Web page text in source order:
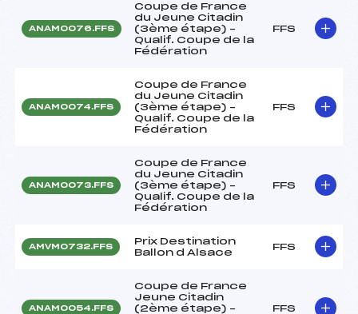
ANAM0076.FFS
Coupe de France
du Jeune Citadin
(3ème étape) –
Qualif. Coupe de la
Fédération
FFS
ANAM0074.FFS
Coupe de France
du Jeune Citadin
(3ème étape) –
Qualif. Coupe de la
Fédération
FFS
ANAM0073.FFS
Coupe de France
du Jeune Citadin
(3ème étape) –
Qualif. Coupe de la
Fédération
FFS
AMVM0732.FFS
Prix Destination
Ballon d Alsace
FFS
ANAM0054.FFS
Coupe de France
Jeune Citadin
(2ème étape) –
FFS